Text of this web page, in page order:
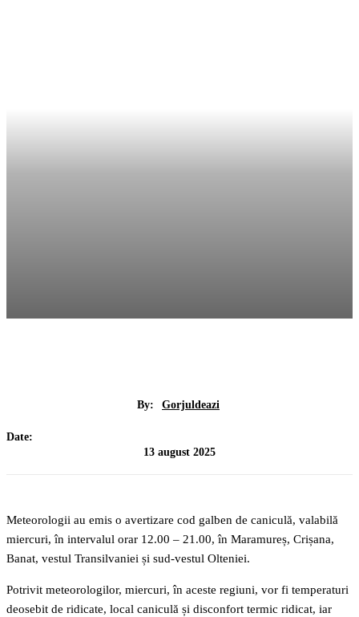
By: Gorjuldeazi
Date:
13 august 2025
Meteorologii au emis o avertizare cod galben de caniculă, valabilă
miercuri, în intervalul orar 12.00 – 21.00, în Maramureș, Crișana,
Banat, vestul Transilvaniei și sud-vestul Olteniei.
Potrivit meteorologilor, miercuri, în aceste regiuni, vor fi temperaturi
deosebit de ridicate, local caniculă și disconfort termic ridicat, iar